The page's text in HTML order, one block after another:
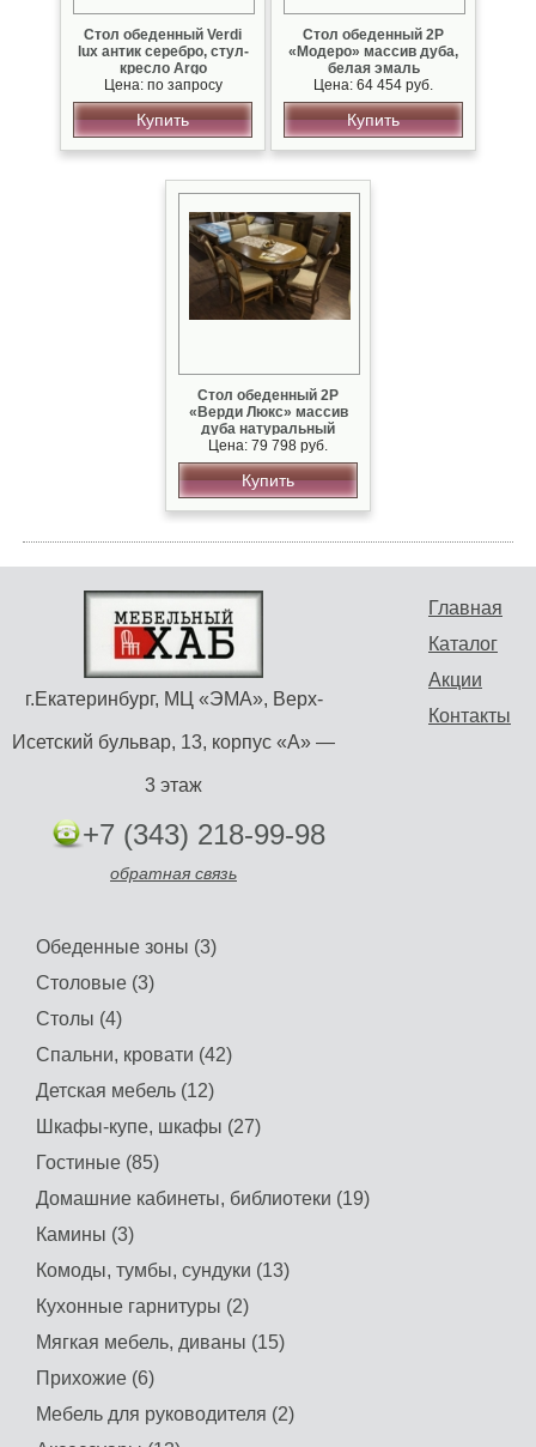
Стол обеденный Verdi
lux антик серебро, стул-
кресло Argo
Цена: по запросу
Купить
Стол обеденный 2Р
«Модеро» массив дуба,
белая эмаль
Цена: 64 454 руб.
Купить
Стол обеденный 2Р
«Верди Люкс» массив
дуба натуральный
Цена: 79 798 руб.
Купить
Главная
Каталог
Акции
Контакты
г.Екатеринбург, МЦ «ЭМА», Верх-
Исетский бульвар, 13, корпус «А» —
3 этаж
+7 (343) 218-99-98
обратная связь
Обеденные зоны (3)
Столовые (3)
Столы (4)
Спальни, кровати (42)
Детская мебель (12)
Шкафы-купе, шкафы (27)
Гостиные (85)
Домашние кабинеты, библиотеки (19)
Камины (3)
Комоды, тумбы, сундуки (13)
Кухонные гарнитуры (2)
Мягкая мебель, диваны (15)
Прихожие (6)
Мебель для руководителя (2)